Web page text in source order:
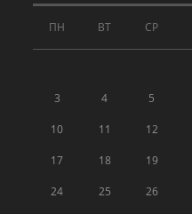
ПН ВТ СР
3 4 5
10 11 12
17 18 19
24 25 26